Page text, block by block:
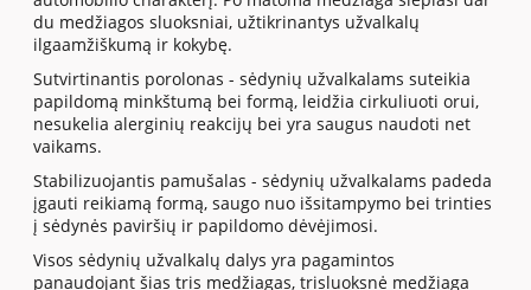
du medžiagos sluoksniai, užtikrinantys užvalkalų
ilgaamžiškumą ir kokybę.
Sutvirtinantis porolonas - sėdynių užvalkalams suteikia
papildomą minkštumą bei formą, leidžia cirkuliuoti orui,
nesukelia alerginių reakcijų bei yra saugus naudoti net
vaikams.
Stabilizuojantis pamušalas - sėdynių užvalkalams padeda
įgauti reikiamą formą, saugo nuo išsitampymo bei trinties
į sėdynės paviršių ir papildomo dėvėjimosi.
Visos sėdynių užvalkalų dalys yra pagamintos
panaudojant šias tris medžiagas, trisluoksnė medžiaga